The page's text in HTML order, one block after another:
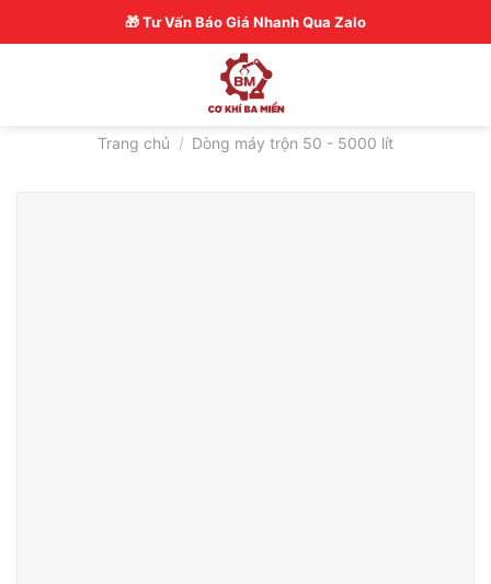
to
Hotline: 0326770772
Trang chủ / Dòng máy trộn 50 - 5000 lít
🎁 Tư Vấn Báo Giá Nhanh Qua Zalo